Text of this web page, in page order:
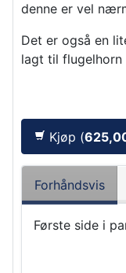
denne er vel
Det er også en
lagt til flugelhorn
Kjøp (
Forhåndsvis
Første side i